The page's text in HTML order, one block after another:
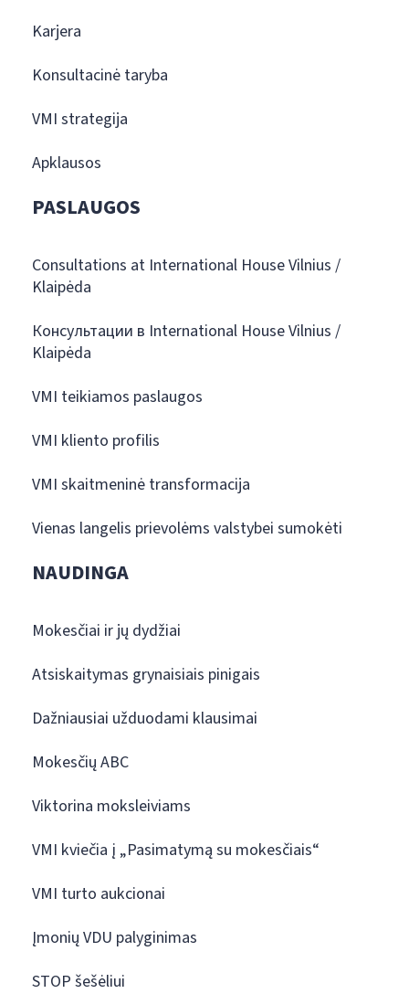
Karjera
Konsultacinė taryba
VMI strategija
Apklausos
PASLAUGOS
Consultations at International House Vilnius /
Klaipėda
Консультации в International House Vilnius /
Klaipėda
VMI teikiamos paslaugos
VMI kliento profilis
VMI skaitmeninė transformacija
Vienas langelis prievolėms valstybei sumokėti
NAUDINGA
Mokesčiai ir jų dydžiai
Atsiskaitymas grynaisiais pinigais
Dažniausiai užduodami klausimai
Mokesčių ABC
Viktorina moksleiviams
VMI kviečia į „Pasimatymą su mokesčiais“
VMI turto aukcionai
Įmonių VDU palyginimas
STOP šešėliui